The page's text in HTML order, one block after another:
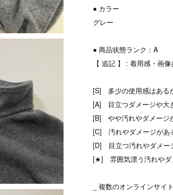
● カラー
グレー
● 商品状態ランク：A
【 追記 】 : 着用感・画
[S] 多少の使用感はある
[A] 目立つダメージや大
[B] やや汚れやダメージ
[C] 汚れやダメージがあ
[D] 目立つ汚れやダメー
[★] 雰囲気漂う汚れやダ
_ 複数のオンラインサ